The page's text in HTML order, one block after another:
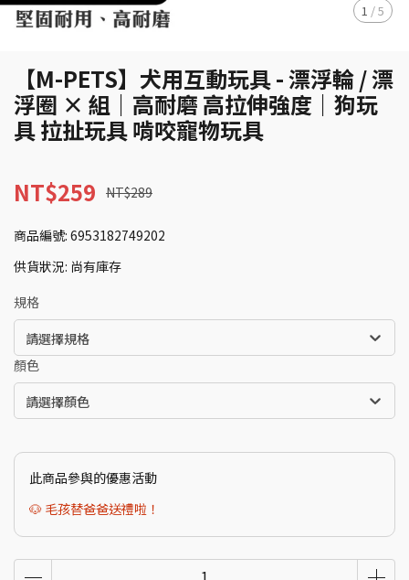
1 /5
【M-PETS】犬用互動玩具 - 漂浮輪 / 漂
浮圈 × 組｜高耐磨 高拉伸強度｜狗玩
具 拉扯玩具 啃咬寵物玩具
NT$259 NT$289
商品編號: 6953182749202
供貨狀況: 尚有庫存
規格
請選擇規格
顏色
請選擇顏色
此商品參與的優惠活動
🐶 毛孩替爸爸送禮啦！